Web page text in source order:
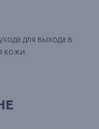
для выхода в
кожи.